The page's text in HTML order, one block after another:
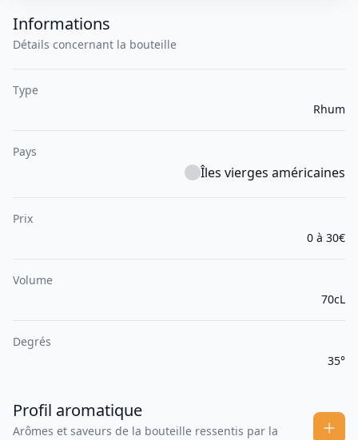
Informations
Détails concernant la bouteille
Type
Rhum
Pays
Îles vierges américaines
Prix
0 à 30€
Volume
70cL
Degrés
35°
Profil aromatique
Arômes et saveurs de la bouteille ressentis par la